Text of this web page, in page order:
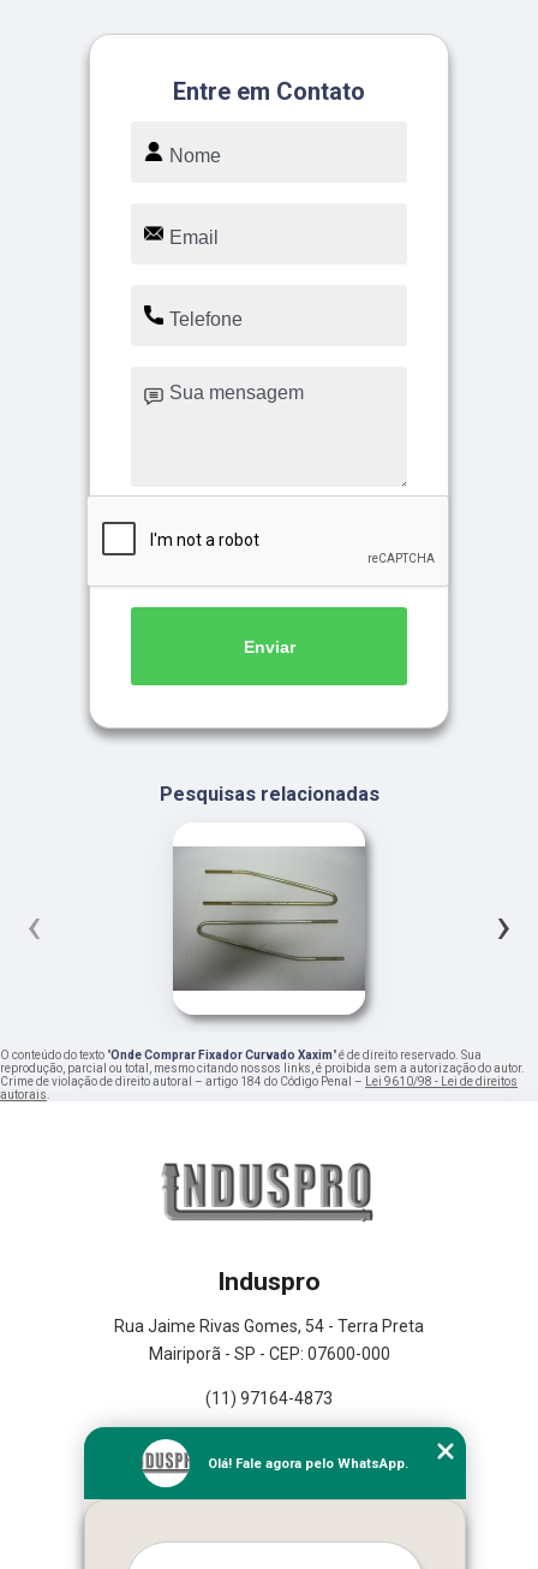
Entre em Contato
Enviar
Pesquisas relacionadas
‹ ›
O conteúdo do texto "Onde Comprar Fixador Curvado Xaxim" é de direito reservado. Sua
reprodução, parcial ou total, mesmo citando nossos links, é proibida sem a autorização do autor.
Crime de violação de direito autoral – artigo 184 do Código Penal – Lei 9610/98 - Lei de direitos
autorais.
Induspro
Rua Jaime Rivas Gomes, 54 - Terra Preta
Mairiporã - SP - CEP: 07600-000
(11) 97164-4873
Empresa
Missão
Olá! Fale agora pelo WhatsApp.